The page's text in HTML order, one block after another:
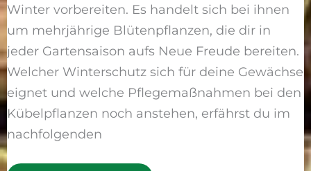
Winter vorbereiten. Es handelt sich bei ihnen
um mehrjährige Blütenpflanzen, die dir in
jeder Gartensaison aufs Neue Freude bereiten.
Welcher Winterschutz sich für deine Gewächse
eignet und welche Pflegemaßnahmen bei den
Kübelpflanzen noch anstehen, erfährst du im
nachfolgenden